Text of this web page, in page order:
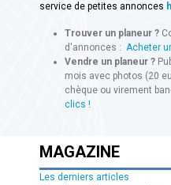
service de petites annonces
Trouver un planeur ?
d'annonces : Acheter
Vendre un planeur ?
mois avec photos (20
chèque ou virement
clics !
MAGAZINE
Les derniers articles